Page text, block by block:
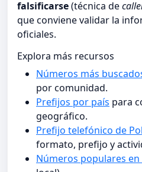
falsificarse(técnica de
que conviene validar la
oficiales.
Explora más recursos
Números más
por comunidad.
Prefijos por país para
geográfico.
Prefijo telefónico de
formato, prefijo y
Números populares en